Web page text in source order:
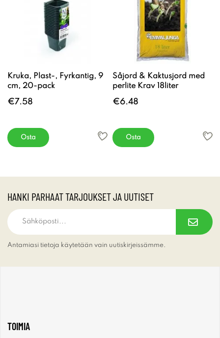
Kruka, Plast-, Fyrkantig, 9
cm, 20-pack
€7.58
Osta
Såjord & Kaktusjord med
perlite Krav 18liter
€6.48
Osta
HANKI PARHAAT TARJOUKSET JA UUTISET
Antamiasi tietoja käytetään vain uutiskirjeissämme.
TOIMIA